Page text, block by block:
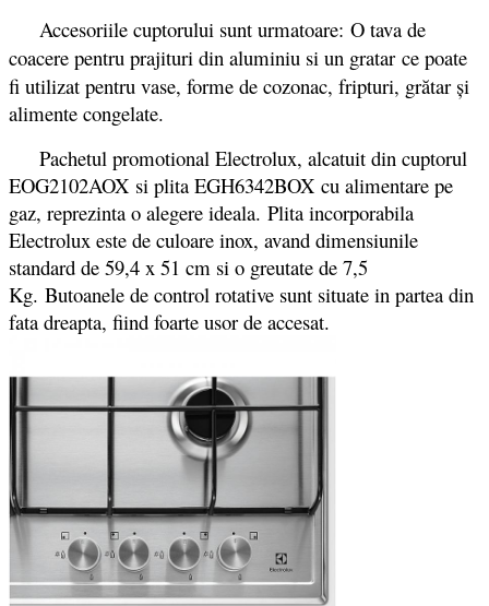
Accesoriile cuptorului sunt urmatoare: O tava de
coacere pentru prajituri din aluminiu si un gratar ce poate
fi utilizat pentru vase, forme de cozonac, fripturi, grătar și
alimente congelate.
Pachetul promotional Electrolux, alcatuit din cuptorul
EOG2102AOX si plita EGH6342BOX cu alimentare pe
gaz, reprezinta o alegere ideala. Plita incorporabila
Electrolux este de culoare inox, avand dimensiunile
standard de 59,4 x 51 cm si o greutate de 7,5
Kg. Butoanele de control rotative sunt situate in partea din
fata dreapta, fiind foarte usor de accesat.